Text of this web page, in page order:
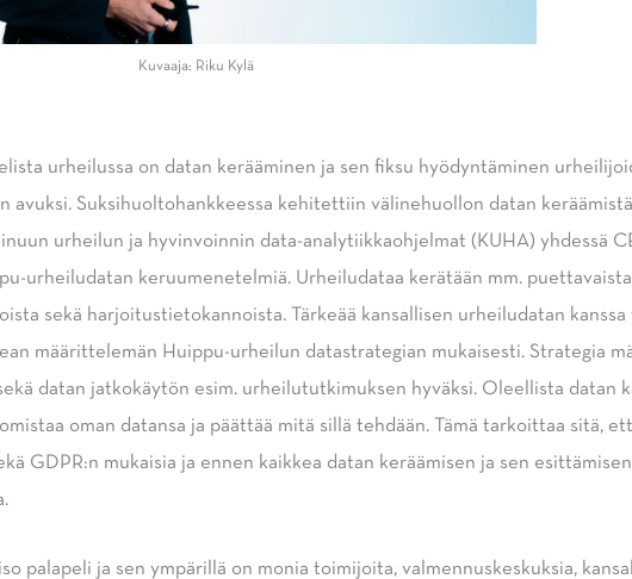
Kuvaaja: Riku Kylä
urheilussa on datan kerääminen ja sen fiksu hyödyntäminen
Suksihuoltohankkeessa kehitettiin välinehuollon datan
urheilun ja hyvinvoinnin data-analytiikkaohjelmat (KUHA) yhdessä
urheiludatan keruumenetelmiä. Urheiludataa kerätään mm. puettavaista
sekä harjoitustietokannoista. Tärkeää kansallisen urheiludatan kanssa
määrittelemän Huippu-urheilun datastrategian mukaisesti. Strategia
datan jatkokäytön esim. urheilututkimuksen hyväksi. Oleellista datan
oman datansa ja päättää mitä sillä tehdään. Tämä tarkoittaa sitä,
GDPR:n mukaisia ja ennen kaikkea datan keräämisen ja sen
palapeli ja sen ympärillä on monia toimijoita, valmennuskeskuksia,